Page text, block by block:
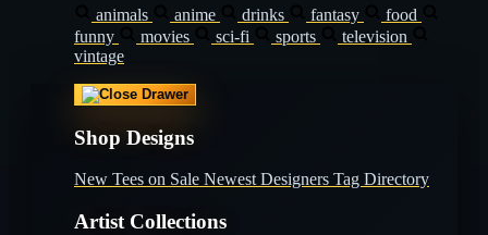
animals anime drinks fantasy
food
funny
movies sci-fi sports
television
vintage
Shop Designs
New Tees on Sale Newest Designers Tag Directory
Artist Collections